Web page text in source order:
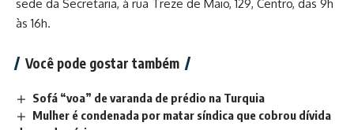
sede da Secretaria, à rua Treze de Maio, 129, Centro, das 9h
às 16h.
Você pode gostar também
Sofá “voa” de varanda de prédio na Turquia
Mulher é condenada por matar síndica que cobrou dívida